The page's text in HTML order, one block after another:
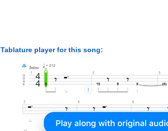
Tablature player for this song: